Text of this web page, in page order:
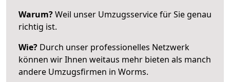
Warum?Weil unser Umzugsservice für Sie genau
richtig ist.
Wie? Durch unser professionelles Netzwerk
können wir Ihnen weitaus mehr bieten als manch
andere Umzugsfirmen in Worms.